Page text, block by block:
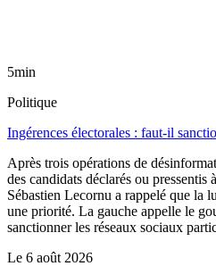
5min
Politique
Ingérences électorales : faut-il
Après trois opérations de
des candidats déclarés ou pressentis
Sébastien Lecornu a rappelé que la
une priorité. La gauche appelle le
sanctionner les réseaux sociaux
Le 6 août 2026